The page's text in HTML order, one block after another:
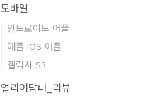
모바일
안드로이드 어플
애플 iOS 어플
갤럭시 S3
얼리어답터_리뷰